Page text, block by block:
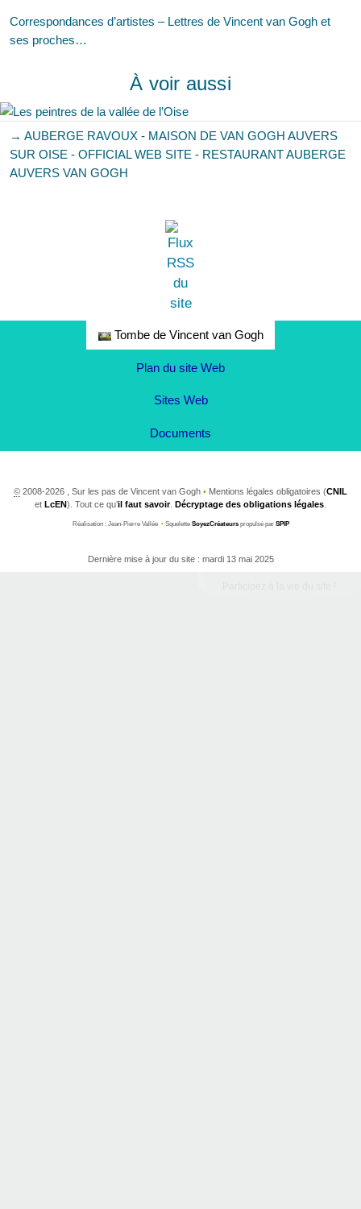
Correspondances d’artistes – Lettres de Vincent van Gogh et
ses proches…
À voir aussi
→ AUBERGE RAVOUX - MAISON DE VAN GOGH AUVERS
SUR OISE - OFFICIAL WEB SITE - RESTAURANT AUBERGE
AUVERS VAN GOGH
Tombe de Vincent van Gogh
Plan du site Web
Sites Web
Documents
© 2008-2026 , Sur les pas de Vincent van Gogh • Mentions légales obligatoires (CNIL
et LcEN). Tout ce qu’il faut savoir. Décryptage des obligations légales
Réalisation : Jean-Pierre Vallée •Squelette SoyezCréateurspropulsé par SPIP
Dernière mise à jour du site : mardi 13 mai 2025